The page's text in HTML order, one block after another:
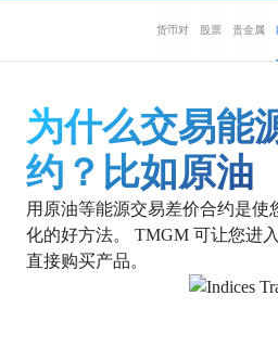
货币对 股票 贵金属
为什么交易能
约？比如原油
用原油等能源交易差价合约是使
化的好方法。 TMGM 可让您进
直接购买产品。